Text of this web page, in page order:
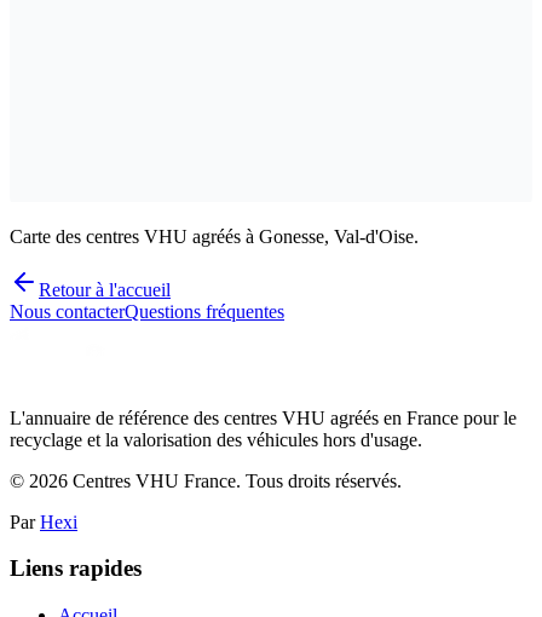
Carte des centres VHU agréés à Gonesse, Val-d'Oise.
Retour à l'accueil
Nous contacterQuestions fréquentes
L'annuaire de référence des centres VHU agréés en France pour le
recyclage et la valorisation des véhicules hors d'usage.
© 2026 Centres VHU France. Tous droits réservés.
Par Hexi
Liens rapides